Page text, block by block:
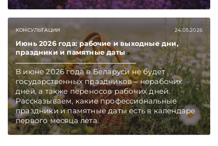
КОНСУЛЬТАЦИИ 24.05.2026
Июнь 2026 года: рабочие и выходные дни,
праздники и памятные даты
В июне 2026 года в Беларуси не будет
государственных праздников – нерабочих
дней, а также переносов рабочих дней.
Рассказываем, какие профессиональные
праздники и памятные даты есть в календаре
первого месяца лета.